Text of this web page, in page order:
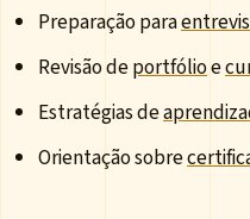
Preparação para
Revisão deportfólioe
Estratégias de
Orientação sobre